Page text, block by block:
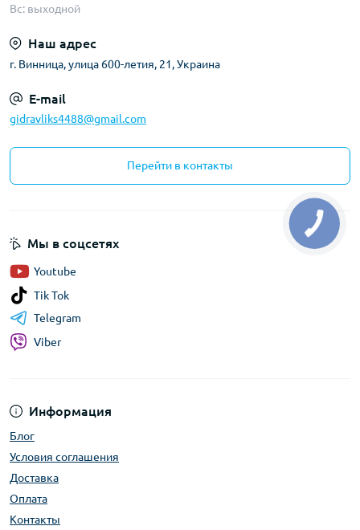
Вс: выходной
Наш адрес
г. Винница, улица 600-летия, 21, Украина
E-mail
gidravliks4488@gmail.com
Перейти в контакты
Информация
Блог
Условия соглашения
Доставка
Оплата
Контакты
Мы в соцсетях
Youtube
Tik Tok
Telegram
Viber